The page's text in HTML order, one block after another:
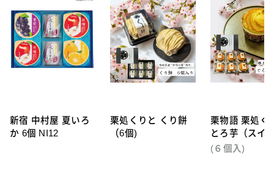
新宿 中村屋 夏いろ
か 6個 NI12
栗処くりと くり餅
（6個)
栗物語 栗処く
とろ芋（スイ
テト）6個セッ
(６個入)